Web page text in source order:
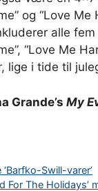
og “Love
alle
“Love Me
lige i tide til
Grande’s My
Swill-varer’
For The Holidays’